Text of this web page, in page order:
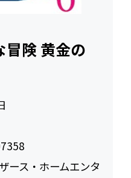
冒険 黄金の
ース・ホームエンタ